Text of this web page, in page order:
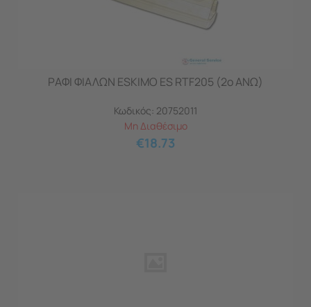
ΡΑΦΙ ΦΙΑΛΩΝ ESKIMO ES RTF205 (2o ΑΝΩ)
Κωδικός: 20752011
Μη Διαθέσιμο
€18.73